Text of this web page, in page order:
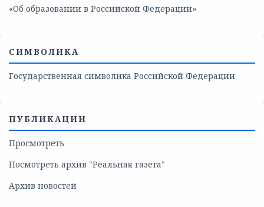
«Об образовании в Российской Федерации»
СИМВОЛИКА
Государственная символика Российской Федерации
ПУБЛИКАЦИИ
Просмотреть
Посмотреть архив "Реальная газета"
Архив новостей